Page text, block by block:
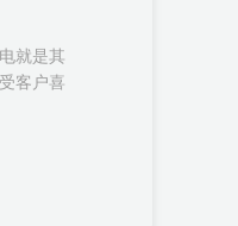
就是其
客户喜